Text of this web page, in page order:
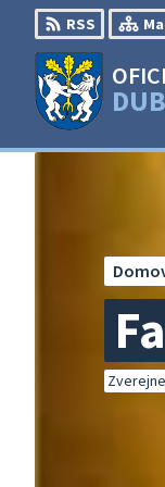
Preskočiť
na
obsah
RSS